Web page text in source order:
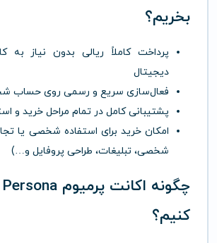
بخریم؟
پرداختکاملاً ریالی بدون نیاز به
دیجیتال
فعال‌سازی سریع و رسمی روی حساب
پشتیبانیکامل در تمام مراحل خرید و
امکانخرید برای استفاده شخصی یا
شخصی، تبلیغات، طراحی پروفایل و…)
چگونه اکانت پرمیوم Persona
کنیم؟